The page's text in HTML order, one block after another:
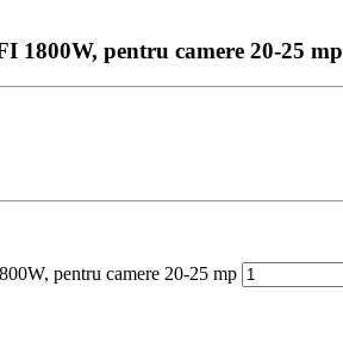
pentru camere 20-25 mp
pentru camere 20-25 mp